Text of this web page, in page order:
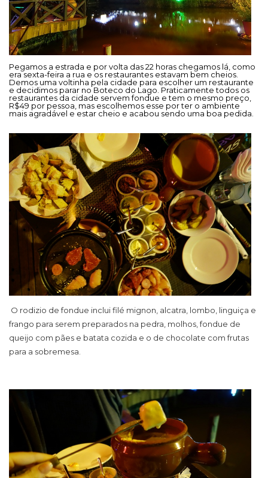
Pegamos a estrada e por volta das 22 horas chegamos lá, como
era sexta-feira a rua e os restaurantes estavam bem cheios.
Demos uma voltinha pela cidade para escolher um restaurante
e decidimos parar no Boteco do Lago. Praticamente todos os
restaurantes da cidade servem fondue e tem o mesmo preço,
R$49 por pessoa, mas escolhemos esse por ter o ambiente
mais agradável e estar cheio e acabou sendo uma boa pedida.
O rodizio de fondue inclui filé mignon, alcatra, lombo, linguiça e
frango para serem preparados na pedra, molhos, fondue de
queijo com pães e batata cozida e o de chocolate com frutas
para a sobremesa.